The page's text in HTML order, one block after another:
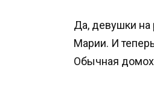
Да, девушки на
Марии. И
Обычная